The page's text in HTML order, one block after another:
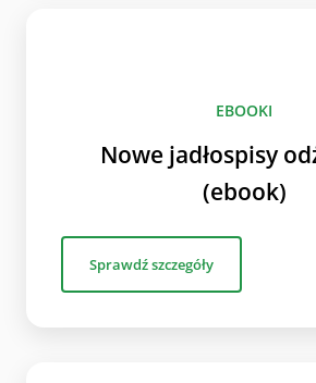
EBOOKI
Nowe jadłospisy
(ebook)
Sprawdź szczegóły